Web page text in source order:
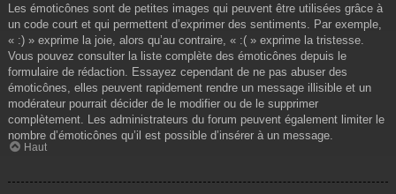
Les émoticônes sont de petites images qui peuvent être utilisées grâce à
un code court et qui permettent d’exprimer des sentiments. Par exemple,
« :) » exprime la joie, alors qu’au contraire, « :( » exprime la tristesse.
Vous pouvez consulter la liste complète des émoticônes depuis le
formulaire de rédaction. Essayez cependant de ne pas abuser des
émoticônes, elles peuvent rapidement rendre un message illisible et un
modérateur pourrait décider de le modifier ou de le supprimer
complètement. Les administrateurs du forum peuvent également limiter le
nombre d’émoticônes qu’il est possible d’insérer à un message.
Haut